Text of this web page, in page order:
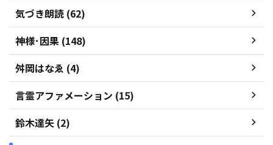
気づき朗読 (62)
神様･因果 (148)
舛岡はなゑ (4)
言霊アファメーション (15)
鈴木達矢 (2)